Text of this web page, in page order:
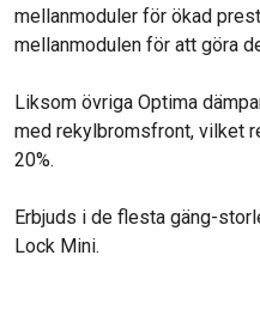
mellanmoduler för ökad
mellanmodulen för att göra
Liksom övriga Optima
med rekylbromsfront, vilket
20%.
Erbjuds i de flesta gäng-
Lock Mini.